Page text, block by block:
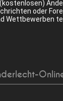
oder
Wettbewerben